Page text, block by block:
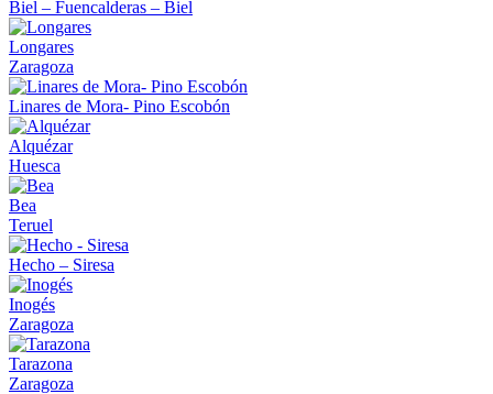
Biel – Fuencalderas – Biel
Longares
Zaragoza
Linares de Mora- Pino Escobón
Alquézar
Huesca
Bea
Teruel
Hecho – Siresa
Inogés
Zaragoza
Tarazona
Zaragoza